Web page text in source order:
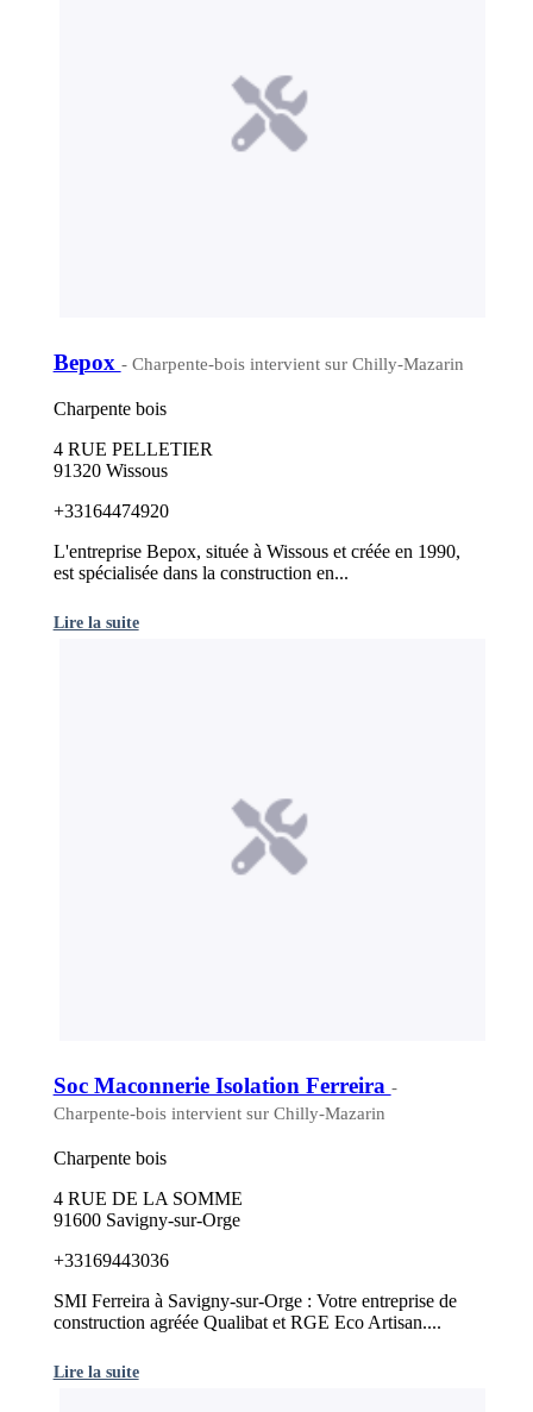
Bepox - Charpente-bois intervient sur Chilly-Mazarin
Charpente bois
4 RUE PELLETIER
91320 Wissous
+33164474920
L'entreprise Bepox, située à Wissous et créée en 1990,
est spécialisée dans la construction en...
Lire la suite
Soc Maconnerie Isolation Ferreira -
Charpente-bois intervient sur Chilly-Mazarin
Charpente bois
4 RUE DE LA SOMME
91600 Savigny-sur-Orge
+33169443036
SMI Ferreira à Savigny-sur-Orge : Votre entreprise de
construction agréée Qualibat et RGE Eco Artisan....
Lire la suite